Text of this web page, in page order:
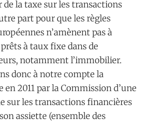
de la taxe sur les transactions
part pour que les règles
n’amènent pas à
à taux fixe dans de
notamment l’immobilier.
donc à notre compte la
2011 par la Commission d’une
sur les transactions financières
assiette (ensemble des